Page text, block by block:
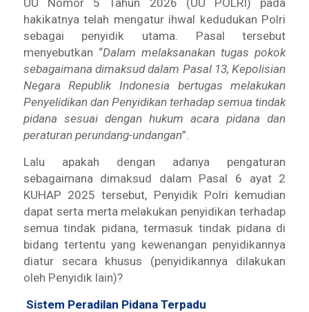
UU Nomor 5 Tahun 2026 (UU POLRI) pada
hakikatnya telah mengatur ihwal kedudukan Polri
sebagai penyidik utama. Pasal tersebut
menyebutkan “Dalam melaksanakan tugas pokok
sebagaimana dimaksud dalam Pasal 13, Kepolisian
Negara Republik Indonesia bertugas melakukan
Penyelidikan dan Penyidikan terhadap semua tindak
pidana sesuai dengan hukum acara pidana dan
peraturan perundang-undangan”.
Lalu apakah dengan adanya pengaturan
sebagaimana dimaksud dalam Pasal 6 ayat 2
KUHAP 2025 tersebut, Penyidik Polri kemudian
dapat serta merta melakukan penyidikan terhadap
semua tindak pidana, termasuk tindak pidana di
bidang tertentu yang kewenangan penyidikannya
diatur secara khusus (penyidikannya dilakukan
oleh Penyidik lain)?
Sistem Peradilan Pidana Terpadu